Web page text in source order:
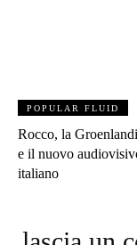
POPULAR FLUID
Rocco, la
e il nuovo
italiano